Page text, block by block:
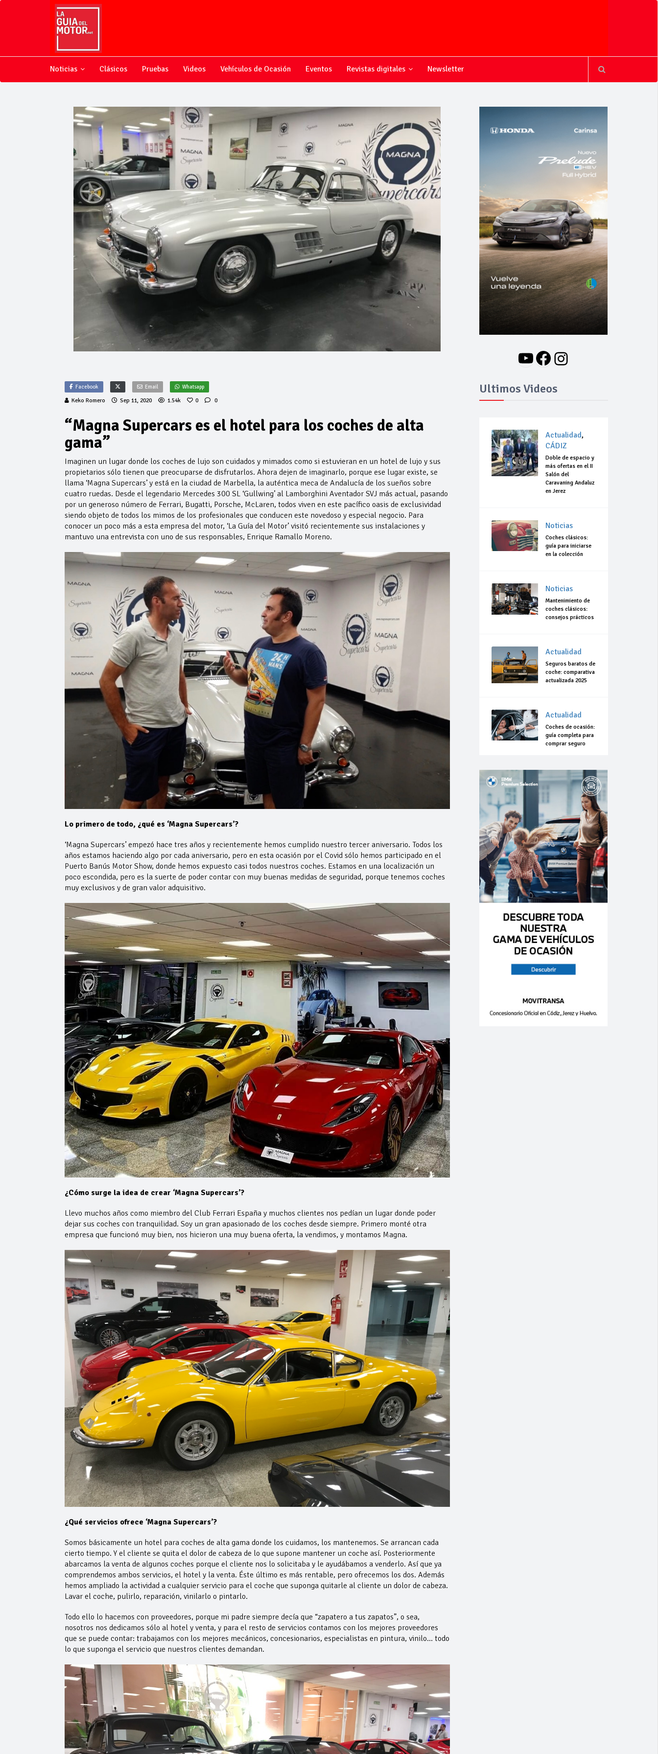
Noticias Clásicos Pruebas Videos Vehículos de Ocasión Eventos Revistas digitales Newsletter
Facebook Email Whatsapp
Keko Romero Sep 11, 2020 1.54k 0 0
“Magna Supercars es el hotel para los coches de alta
gama”
Imaginen un lugar donde los coches de lujo son cuidados y mimados como si estuvieran en un hotel de lujo y sus
propietarios sólo tienen que preocuparse de disfrutarlos. Ahora dejen de imaginarlo, porque ese lugar existe, se
llama ‘Magna Supercars’ y está en la ciudad de Marbella, la auténtica meca de Andalucía de los sueños sobre
cuatro ruedas. Desde el legendario Mercedes 300 SL ‘Gullwing’ al Lamborghini Aventador SVJ más actual, pasando
por un generoso número de Ferrari, Bugatti, Porsche, McLaren, todos viven en este pacífico oasis de exclusividad
siendo objeto de todos los mimos de los profesionales que conducen este novedoso y especial negocio. Para
conocer un poco más a esta empresa del motor, ‘La Guía del Motor’ visitó recientemente sus instalaciones y
mantuvo una entrevista con uno de sus responsables, Enrique Ramallo Moreno.
Lo primero de todo, ¿qué es ‘Magna Supercars’?
‘Magna Supercars’ empezó hace tres años y recientemente hemos cumplido nuestro tercer aniversario. Todos los
años estamos haciendo algo por cada aniversario, pero en esta ocasión por el Covid sólo hemos participado en el
Puerto Banús Motor Show, donde hemos expuesto casi todos nuestros coches. Estamos en una localización un
poco escondida, pero es la suerte de poder contar con muy buenas medidas de seguridad, porque tenemos coches
muy exclusivos y de gran valor adquisitivo.
¿Cómo surge la idea de crear ‘Magna Supercars’?
Llevo muchos años como miembro del Club Ferrari España y muchos clientes nos pedían un lugar donde poder
dejar sus coches con tranquilidad. Soy un gran apasionado de los coches desde siempre. Primero monté otra
empresa que funcionó muy bien, nos hicieron una muy buena oferta, la vendimos, y montamos Magna.
¿Qué servicios ofrece ‘Magna Supercars’?
Somos básicamente un hotel para coches de alta gama donde los cuidamos, los mantenemos. Se arrancan cada
cierto tiempo. Y el cliente se quita el dolor de cabeza de lo que supone mantener un coche así. Posteriormente
abarcamos la venta de algunos coches porque el cliente nos lo solicitaba y le ayudábamos a venderlo. Así que ya
comprendemos ambos servicios, el hotel y la venta. Éste último es más rentable, pero ofrecemos los dos. Además
hemos ampliado la actividad a cualquier servicio para el coche que suponga quitarle al cliente un dolor de cabeza.
Lavar el coche, pulirlo, reparación, vinilarlo o pintarlo.
Todo ello lo hacemos con proveedores, porque mi padre siempre decía que “zapatero a tus zapatos”, o sea,
nosotros nos dedicamos sólo al hotel y venta, y para el resto de servicios contamos con los mejores proveedores
que se puede contar: trabajamos con los mejores mecánicos, concesionarios, especialistas en pintura, vinilo… todo
lo que suponga el servicio que nuestros clientes demandan.
YouTube
Facebook
Instagram
Ultimos Videos
Actualidad,
CÁDIZ
Doble de espacio y
más ofertas en el II
Salón del
Caravaning Andaluz
en Jerez
Noticias
Coches clásicos:
guía para iniciarse
en la colección
Noticias
Mantenimiento de
coches clásicos:
consejos prácticos
Actualidad
Seguros baratos de
coche: comparativa
actualizada 2025
Actualidad
Coches de ocasión:
guía completa para
comprar seguro